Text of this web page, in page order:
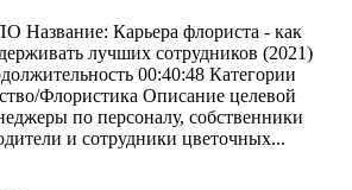
Карьера флориста - как
лучших сотрудников (2021)
00:40:48 Категории
Флористика Описание целевой
по персоналу, собственники
и сотрудники цветочных...